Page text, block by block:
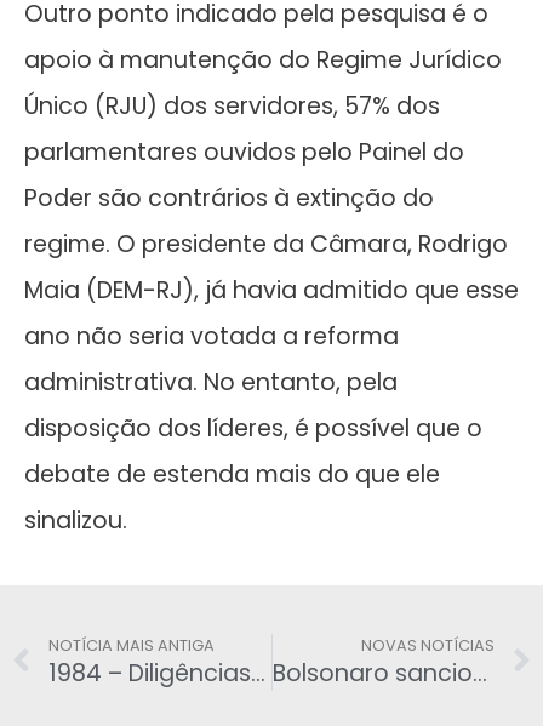
Outro ponto indicado pela pesquisa é o
apoio à manutenção do Regime Jurídico
Único (RJU) dos servidores, 57% dos
parlamentares ouvidos pelo Painel do
Poder são contrários à extinção do
regime. O presidente da Câmara, Rodrigo
Maia (DEM-RJ), já havia admitido que esse
ano não seria votada a reforma
administrativa. No entanto, pela
disposição dos líderes, é possível que o
debate de estenda mais do que ele
sinalizou.
NOTÍCIA MAIS ANTIGA
1984 – Diligências policiais nos Rios Mamoré e Guaporé
NOVAS NOTÍCIAS
Bolsonaro sanciona lei que altera o Código de Trânsito Brasileiro